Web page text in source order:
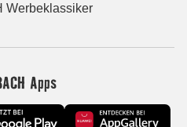
Werbeklassiker
Apps